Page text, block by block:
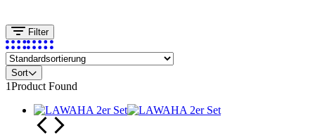
Filter
Sort
1Product Found